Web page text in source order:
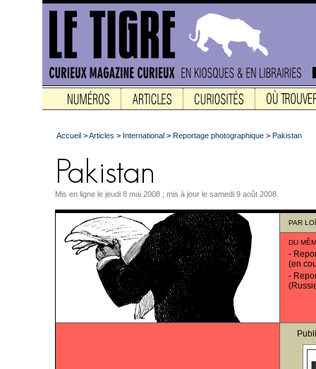
Accueil >Articles > International > Reportage photographique > Pakistan
Mis en ligne le jeudi 8 mai 2008 ; mis à jour le samedi 9 août 2008.
PAR
DU
-
(en
-